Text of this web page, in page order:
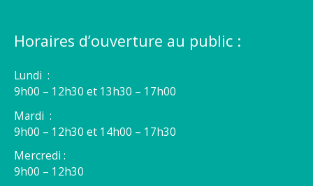
Horaires d’ouverture au public :
Lundi :
9h00 – 12h30 et 13h30 – 17h00
Mardi :
9h00 – 12h30 et 14h00 – 17h30
Mercredi :
9h00 – 12h30